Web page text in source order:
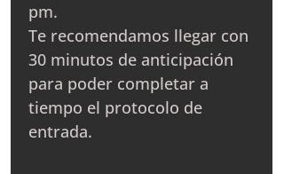
pm.
Te recomendamos llegar con
30 minutos de anticipación
para poder completar a
tiempo el protocolo de
entrada.